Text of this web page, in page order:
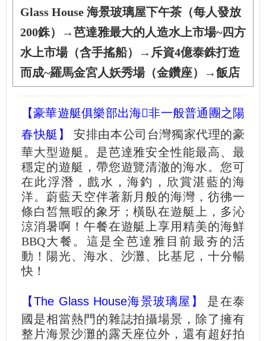
Glass House 海景玻璃屋下午茶（每人發放
200銖）→芭達雅最大的人造水上市場~四方
水上市場（含手搖船）→斥資4億泰銖打造
而成~羅馬金宮人妖秀場（金鑽座）→飯店
【豪華遊艇俱樂部出海非一般普通團之陽
春快艇】
安排由本公司台灣獨家代理的豪
華大型遊艇。是芭達雅安全性能最高、最
穩定的遊艇，帶您遊覽清澈的海水。您可
在此浮潛，戲水，海釣，欣賞湛藍的海
洋。蔚藍天空伴著新月般的海灣，彷彿一
條白皙無暇的象牙；橫臥在遊艇上，多沁
涼消暑啊！午餐在遊艇上享用精美的海鮮
BBQ大餐。這是全芭達雅目前最夯的活
動！陽光、海水、沙灘、比基尼，十分暢
快！
【The Glass House海景玻璃屋】
是在泰
國是相當熱門的雜誌拍攝場景，除了擁有
整片海景沙灘的露天座位外，還有超好拍